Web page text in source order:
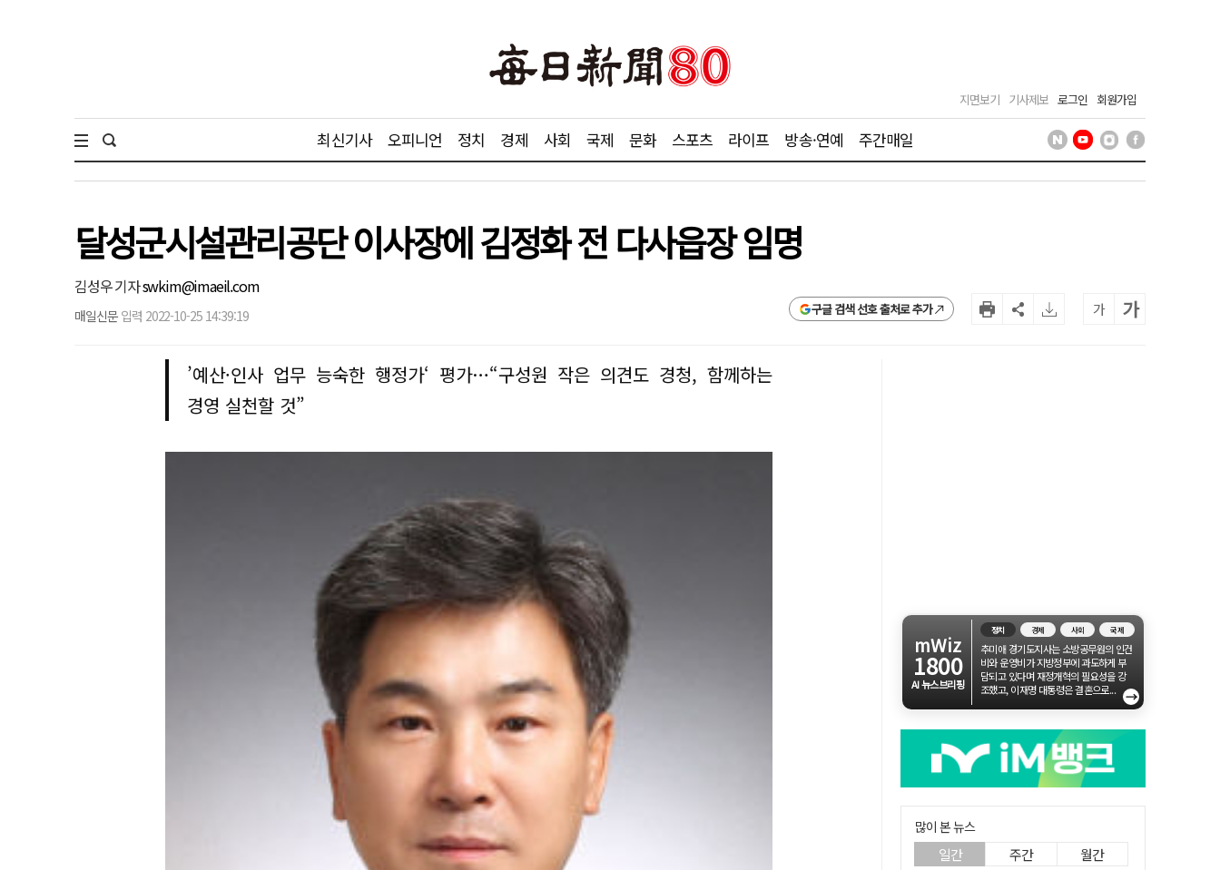
지면보기 기사제보 로그인 회원가입
최신기사 오피니언 정치 경제 사회 국제 문화 스포츠 라이프 방송·연예 주간매일
달성군시설관리공단 이사장에 김정화 전 다사읍장 임명
김성우 기자swkim@imaeil.com
매일신문 입력 2022-10-25 14:39:19 구글 검색 선호 출처로 추가 가 가
’예산·인사 업무 능숙한 행정가‘ 평가…“구성원 작은 의견도 경청, 함께하는
경영 실천할 것”
mWiz
1800
AI 뉴스브리핑
정치 경제 사회 국제
추미애 경기도지사는 소방공무원의 인건
비와 운영비가 지방정부에 과도하게 부
담되고 있다며 재정개혁의 필요성을 강
조했고, 이재명 대통령은 결혼으로...
→
많이 본 뉴스
일간 주간 월간